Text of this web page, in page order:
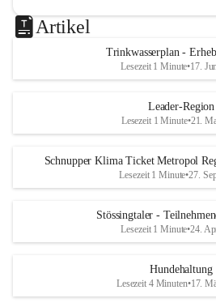
Artikel
Trinkwasserplan -
Lesezeit 1 Minute•17.
Leader-Region
Lesezeit 1 Minute•21.
Schnupper Klima Ticket Metropol
Lesezeit 1 Minute•27.
Stössingtaler -
Lesezeit 1 Minute•24.
Hundehaltung
Lesezeit 4 Minuten•17.